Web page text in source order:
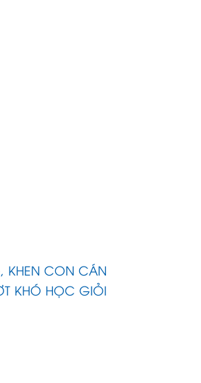
KHEN CON CÁN
KHÓ HỌC GIỎI